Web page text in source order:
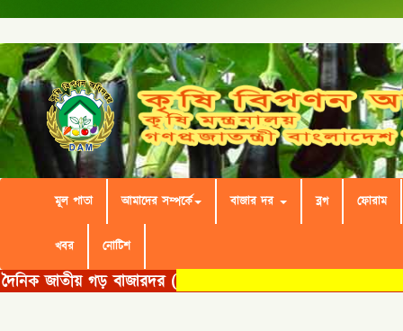
মূল পাতা আমাদের সম্পর্কে বাজার দর ব্লগ ফোরাম
খবর নোটিশ